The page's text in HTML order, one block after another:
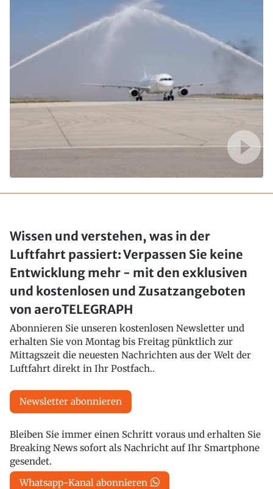
Wissen und verstehen, was in der
Luftfahrt passiert: Verpassen Sie keine
Entwicklung mehr - mit den exklusiven
und kostenlosen und Zusatzangeboten
von aeroTELEGRAPH
Abonnieren Sie unseren kostenlosen Newsletter und
erhalten Sie von Montag bis Freitag pünktlich zur
Mittagszeit die neuesten Nachrichten aus der Welt der
Luftfahrt direkt in Ihr Postfach..
Newsletter abonnieren
Bleiben Sie immer einen Schritt voraus und erhalten Sie
Breaking News sofort als Nachricht auf Ihr Smartphone
gesendet.
Whatsapp-Kanal abonnieren